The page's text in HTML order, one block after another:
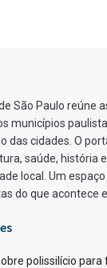
São Paulo reúne
municípios
das cidades. O
saúde, história
local. Um
do que acontece
polissilício